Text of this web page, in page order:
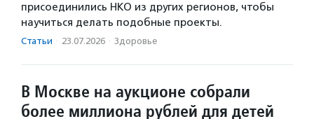
присоединились НКО из других регионов, чтобы
научиться делать подобные проекты.
Статьи · 23.07.2026 · Здоровье
В Москве на аукционе собрали
более миллиона рублей для детей